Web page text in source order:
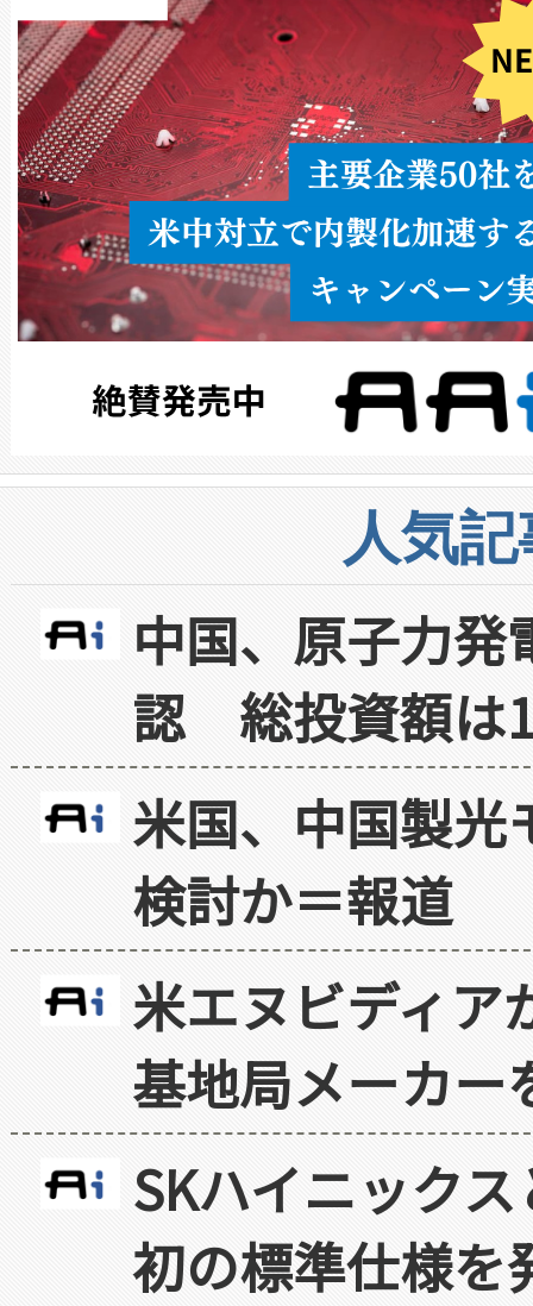
人気
中国、原子力
認 総投資額は
米国、中国製光
検討か＝報道
米エヌビディア
基地局メーカー
SKハイニック
初の標準仕様を